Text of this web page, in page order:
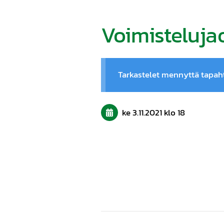
Tarkastelet mennyttä
ke 3.11.2021klo 18